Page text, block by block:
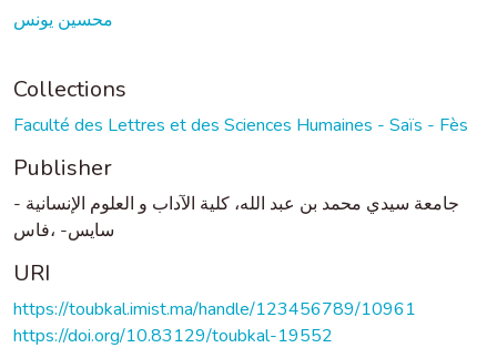
محسين يونس
Collections
Faculté des Lettres et des Sciences Humaines - Saïs - Fès
Publisher
جامعة سيدي محمد بن عبد الله، كلية الآداب و العلوم الإنسانية -
سايس- ،فاس
URI
https://toubkal.imist.ma/handle/123456789/10961
https://doi.org/10.83129/toubkal-19552